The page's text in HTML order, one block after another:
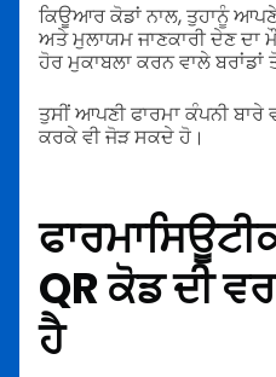
ਕਿਊਆਰ ਕੋਡਾਂ ਨਾਲ, ਤੁਹਾਨੂੰ ਆਪਣੇ
ਅਤੇ ਮੁਲਾਯਮ ਜਾਣਕਾਰੀ ਦੇਣ ਦਾ
ਹੋਰ ਮੁਕਾਬਲਾ ਕਰਨ ਵਾਲੇ
ਤੁਸੀਂ ਆਪਣੀ ਫਾਰਮਾ ਕੰਪਨੀ ਬਾਰੇ
ਕਰਕੇ ਵੀ ਜੋੜ ਸਕਦੇ ਹੋ।
QR ਕੋਡ ਦੀ
ਹੈ